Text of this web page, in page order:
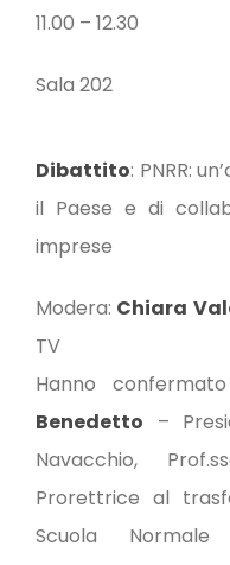
11.00 – 12.30
Sala 202
Dibattito: PNRR:
il Paese e di
imprese
Modera: Chiara
TV
Hanno
Benedetto –
Navacchio,
Prorettrice al
Scuola Normale